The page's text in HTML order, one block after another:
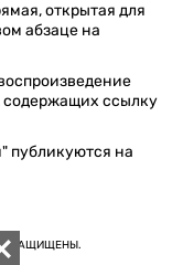
открытая для
абзаце на
содержащих ссылку
публикуются на
ЗАЩИЩЕНЫ.